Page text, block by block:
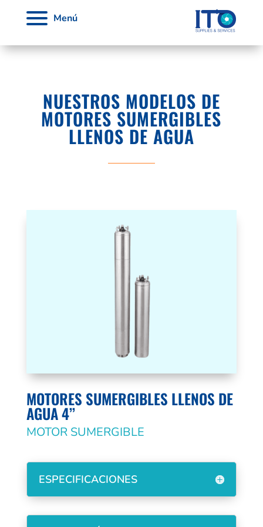
Menú
NUESTROS MODELOS DE
MOTORES SUMERGIBLES
LLENOS DE AGUA
MOTORES SUMERGIBLES LLENOS DE
AGUA 4’’
MOTOR SUMERGIBLE
ESPECIFICACIONES